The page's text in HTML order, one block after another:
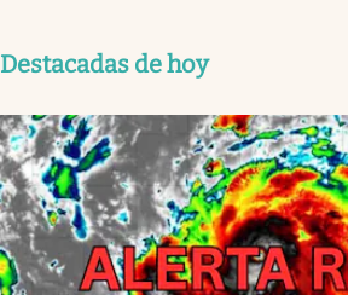
Destacadas de hoy